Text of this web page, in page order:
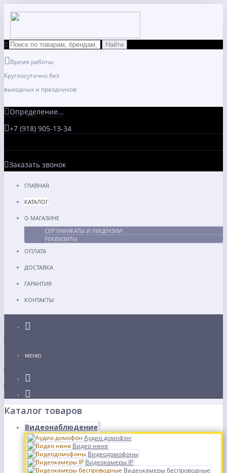
Время работы:
Круглосуточно без
выходных и праздников
Определение...
+7 (918) 905-13-34
Заказать звонок
ГЛАВНАЯ
КАТАЛОГ
О МАГАЗИНЕ
СЕРТИФИКАТЫ И ЛИЦЕНЗИИ
РЕКВИЗИТЫ
ОПЛАТА
ДОСТАВКА
ГАРАНТИЯ
КОНТАКТЫ
МЕНЮ
Каталог товаров
Видеонаблюдение
Аудио домофон
Видео няня
Видеодомофоны
Видеокамеры IP
Видеокамеры беспроводные